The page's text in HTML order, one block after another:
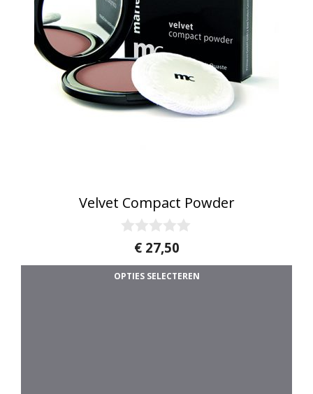
Velvet Compact Powder
a
n
€27,50
OPTIES SELECTEREN